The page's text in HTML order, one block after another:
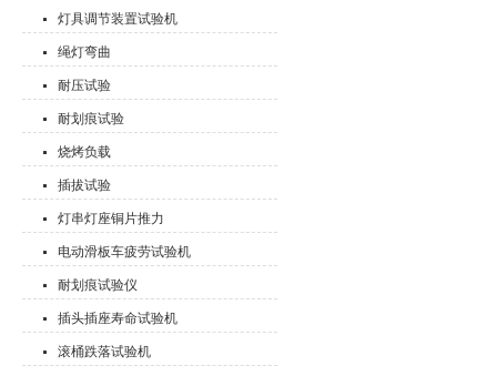
灯具调节装置试验机
绳灯弯曲
耐压试验
耐划痕试验
烧烤负载
插拔试验
灯串灯座铜片推力
电动滑板车疲劳试验机
耐划痕试验仪
插头插座寿命试验机
滚桶跌落试验机